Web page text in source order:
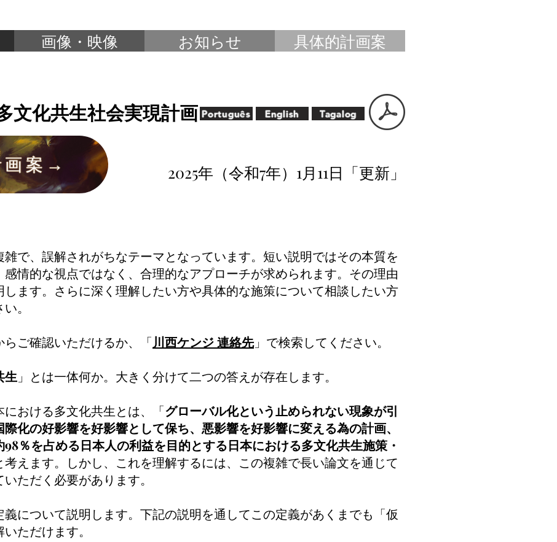
画像・映像 お知らせ 具体的計画案
文化共生社会実現計画 Português English Tagalog
2025年（令和7年）1月11日「更新」
で、誤解されがちなテーマとなっています。短い説明ではその本質を
情的な視点ではなく、合理的なアプローチが求められます。その理由
します。さらに深く理解したい方や具体的な施策について相談したい方
。
らご確認いただけるか、「川西ケンジ 連絡先」で検索してください。
生 」とは一体何か。大きく分けて二つの答えが存在します。
における多文化共生とは、「グローバル化という止められない現象が引
化の好影響を好影響として保ち、悪影響を好影響に変える為の計画、
％を占める日本人の利益を目的とする日本における多文化共生施策・
考えます。しかし、これを理解するには、この複雑で長い論文を通じて
ただく必要があります。
について説明します。下記の説明を通してこの定義があくまでも「仮
ただけます。
画案→